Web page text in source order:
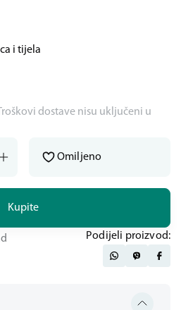
i tijela
dostave nisu uključeni u
Kupite
Omiljeno
Podijeli proizvod: